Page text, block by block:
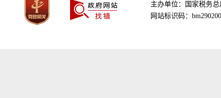
主办单位：国家税务
网站标识码：